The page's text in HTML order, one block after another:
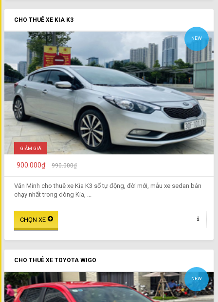
CHO THUÊ XE KIA K3
NEW
GIẢM GIÁ
900.000₫ 990.000₫
Văn Minh cho thuê xe Kia K3 số tự động, đời mới, mẫu xe sedan bán
chạy nhất trong dòng Kia, ...
CHO THUÊ XE TOYOTA WIGO
NEW